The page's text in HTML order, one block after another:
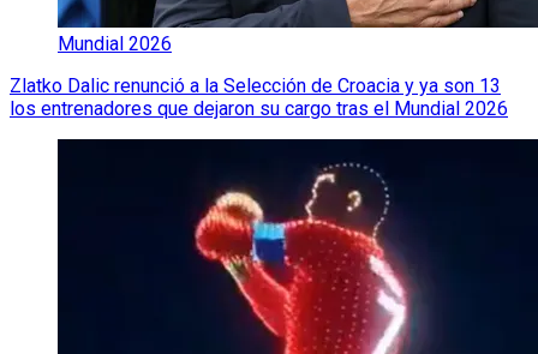
Mundial 2026
Zlatko Dalic renunció a la Selección de Croacia y ya son 13
los entrenadores que dejaron su cargo tras el Mundial 2026